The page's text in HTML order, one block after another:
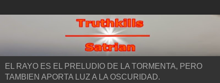
EL RAYO ES EL PRELUDIO DE LA TORMENTA, PERO
TAMBIEN APORTA LUZ A LA OSCURIDAD.